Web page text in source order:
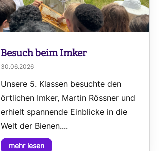
Besuch beim Imker
30.06.2026
Unsere 5. Klassen besuchte den
örtlichen Imker, Martin Rössner und
erhielt spannende Einblicke in die
Welt der Bienen....
mehr lesen